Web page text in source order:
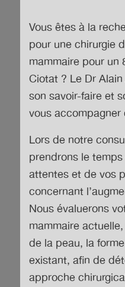
Vous êtes à la
pour une chirurgie
mammaire pour un
Ciotat ? Le Dr
son savoir-faire et
vous
Lors de notre
prendrons le
attentes et de vos
concernant
Nous évaluerons
mammaire
de la peau, la
existant, afin de
approche